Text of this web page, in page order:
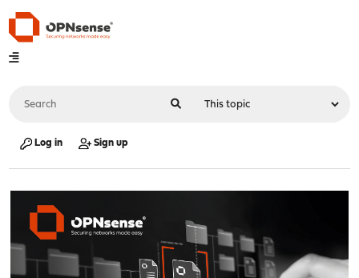
Log in Sign up